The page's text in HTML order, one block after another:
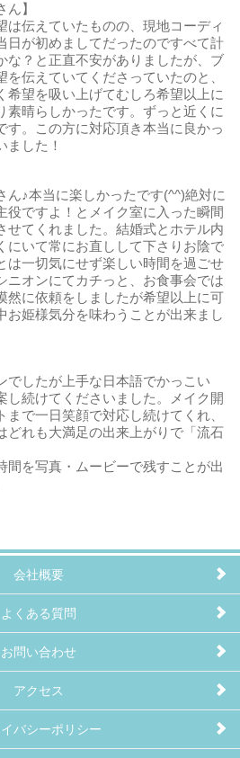
】
は伝えていたものの、現地コーディ
日が初めましてだったのですべて計
な？と正直不安がありましたが、ブ
伝えていてくださっていたのと、
希望を吸い上げてむしろ希望以上に
素晴らしかったです。ずっと近くに
す。この方に対応頂き本当に良かっ
ました！
ん♪本当に楽しかったです(^^)絶対に
役ですよ！とメイク室に入った瞬間
せてくれました。結婚式とホテル内
にいて常にお直しして下さりお陰で
は一切気にせず楽しい時間を過ごせ
ニオンにてカチっと、お食事会では
然に依頼をしましたが希望以上に可
お姫様気分を味わうことが出来まし
でしたが上手な日本語でかっこい
し続けてくださいました。メイク開
で一日笑顔で対応し続けてくれ、
どれも大満足の出来上がりで「流石
間を写真・ムービーで残すことが出
会社概要
よくある質問
お問い合わせ
アクセス
バシーポリシー